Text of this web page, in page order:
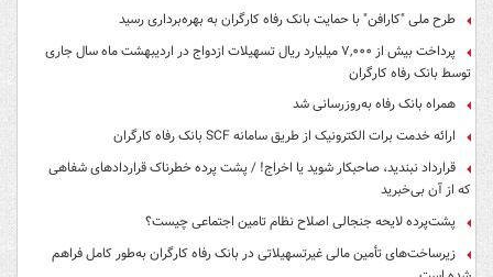
طرح ملی "کارافن" با حمایت بانک رفاه کارگران به بهره‌برداری رسید
پرداخت بیش از ۷,۰۰۰ میلیارد ریال تسهیلات ازدواج در اردیبهشت ماه سال جاری
توسط بانک رفاه کارگران
همراه بانک رفاه به‌روزرسانی شد
ارائه خدمت برات الکترونیک از طریق سامانه SCF بانک رفاه کارگران
قرارداد نبندید، صاحبکار شوید یا اخراج! / پشت پرده خطرناک قراردادهای شفاهی
که از آن بی‌خبرید
پشت‌پرده لایحه جنجالی اصلاح نظام تامین اجتماعی چیست؟
زیرساخت‌های تأمین مالی غیرتسهیلاتی در بانک رفاه کارگران به‌طور کامل فراهم